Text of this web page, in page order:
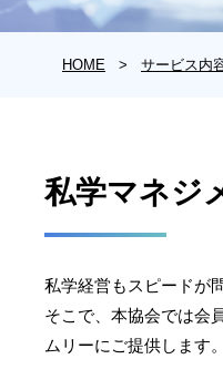
HOME サービス内
私学マネジ
私学経営もスピードが
そこで、本協会では会
ムリーにご提供します。